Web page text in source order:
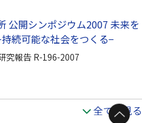
公開シンポジウム2007 未来を
続可能な社会をつくる−
究報告 R-196-2007
全てを見る